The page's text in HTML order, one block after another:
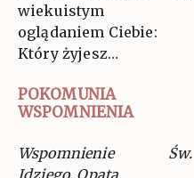
wiekuistym
oglądaniem Ciebie:
Który żyjesz…
POKOMUNIA
WSPOMNIENIA
Wspomnienie Św.